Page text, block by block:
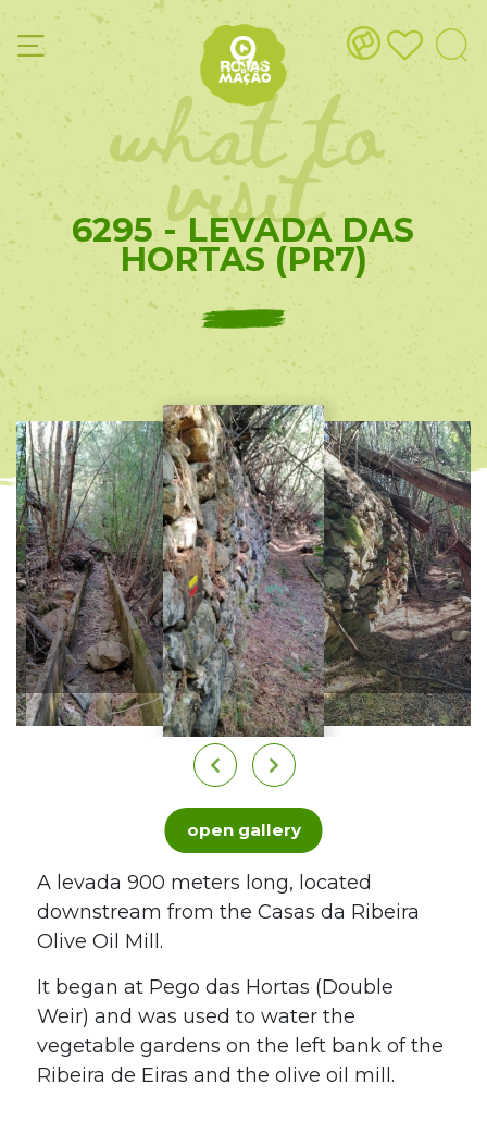
what to
visit
6295 - LEVADA DAS
HORTAS (PR7)
open gallery
A levada 900 meters long, located
downstream from the Casas da Ribeira
Olive Oil Mill.
It began at Pego das Hortas (Double
Weir) and was used to water the
vegetable gardens on the left bank of the
Ribeira de Eiras and the olive oil mill.